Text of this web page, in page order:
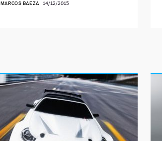
MARCOS BAEZA | 14/12/2015